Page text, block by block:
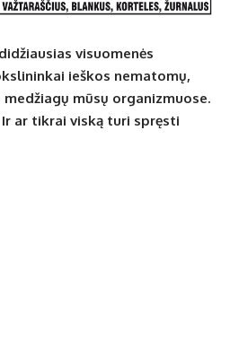
visuomenės
ieškos nematomų,
mūsų organizmuose.
ar tikrai viską turi spręsti